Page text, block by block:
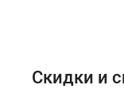
Скидки и